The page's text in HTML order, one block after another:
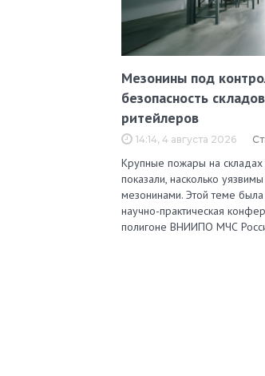
Мезонины под
безопасность
ритейлеров
14:14, 4 августа 2026
Крупные пожары на складах
показали, насколько
мезонинами. Этой теме
научно-практическая
полигоне ВНИИПО МЧС